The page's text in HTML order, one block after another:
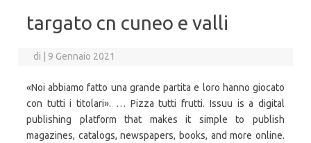
targato cn cuneo e valli
di 9 Gennaio 2021
«Noi abbiamo fatto una grande partita e loro hanno giocato
con tutti i titolari». … Pizza tutti frutti. Issuu is a digital
publishing platform that makes it simple to publish
magazines, catalogs, newspapers, books, and more online.